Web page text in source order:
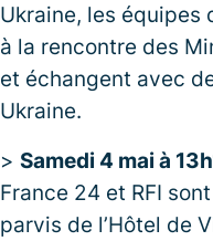
Ukraine, les équipes
à la rencontre des
et échangent avec
Ukraine.
>Samedi 4 mai à
France 24 et RFI
parvis de l’Hôtel de